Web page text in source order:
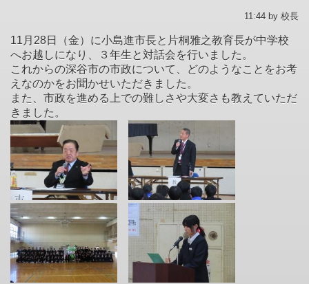
11:44 by 校長
11月28日（金）に小島進市長と片桐雅之教育長が中学校
へお越しになり、３年生と対話会を行いました。
これからの深谷市の市政について、どのようなことをお考
えなのかをお聞かせいただきました。
また、市政を進める上での難しさや大変さも教えていただ
きました。